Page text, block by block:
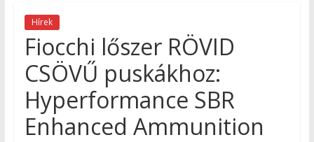
Hírek
Fiocchi lőszer RÖVID
CSÖVŰ puskákhoz:
Hyperformance SBR
Enhanced Ammunition